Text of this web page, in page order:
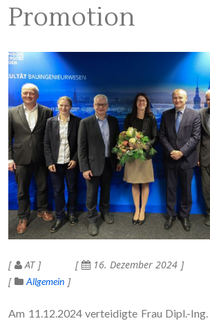
Promotion
AT 16. Dezember 2024
Allgemein
Am 11.12.2024 verteidigte Frau Dipl.-